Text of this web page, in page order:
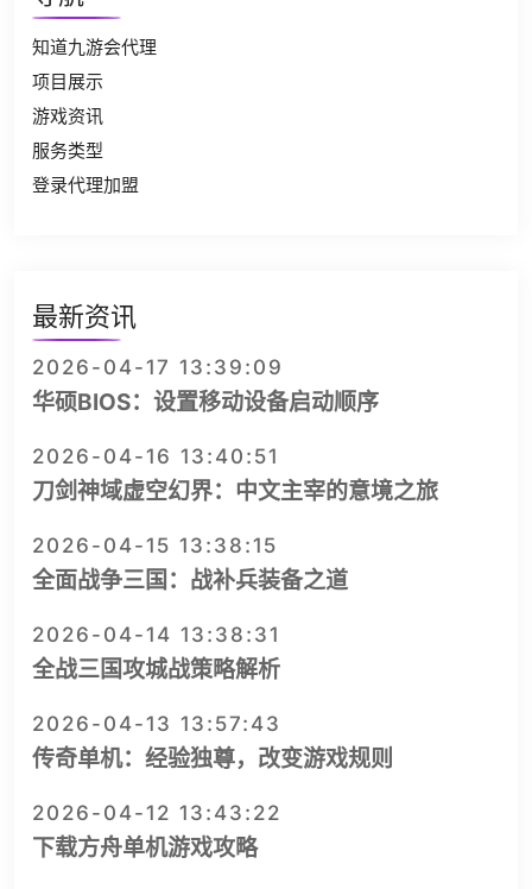
知道九游会代理
项目展示
游戏资讯
服务类型
登录代理加盟
最新资讯
2026-04-17 13:39:09
华硕BIOS：设置移动设备启动顺序
2026-04-16 13:40:51
刀剑神域虚空幻界：中文主宰的意境之旅
2026-04-15 13:38:15
全面战争三国：战补兵装备之道
2026-04-14 13:38:31
全战三国攻城战策略解析
2026-04-13 13:57:43
传奇单机：经验独尊，改变游戏规则
2026-04-12 13:43:22
下载方舟单机游戏攻略